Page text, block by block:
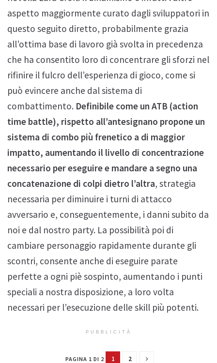
aspetto maggiormente curato dagli sviluppatori in
questo seguito diretto, probabilmente grazia
all’ottima base di lavoro già svolta in precedenza
che ha consentito loro di concentrare gli sforzi nel
rifinire il fulcro dell’esperienza di gioco, come si
può evincere anche dal sistema di
combattimento. Definibile come un ATB (action
time battle), rispetto all’antesignano propone un
sistema di combo più frenetico a di maggior
impatto, aumentando il livello di concentrazione
necessario per eseguire e mandare a segno una
concatenazione di colpi dietro l’altra, strategia
necessaria per diminuire i turni di attacco
avversario e, conseguentemente, i danni subito da
noi e dal nostro party. La possibilità poi di
cambiare personaggio rapidamente durante gli
scontri, consente anche di eseguire parate
perfette a ogni piè sospinto, aumentando i punti
speciali a nostra disposizione, a loro volta
necessari per l’esecuzione delle skill più potenti.
PUBBLICITÀ
PAGINA 1 DI 2 1 2